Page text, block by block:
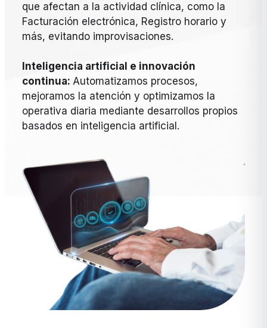
que afectan a la actividad clínica, como la
Facturación electrónica, Registro horario y
más, evitando improvisaciones.
Inteligencia artificial e innovación
continua: Automatizamos procesos,
mejoramos la atención y optimizamos la
operativa diaria mediante desarrollos propios
basados en inteligencia artificial.